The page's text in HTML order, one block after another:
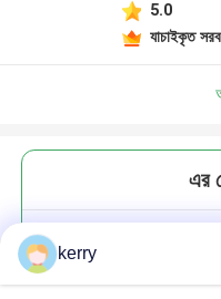
5.0
যাচাইকৃত
এর
kerry